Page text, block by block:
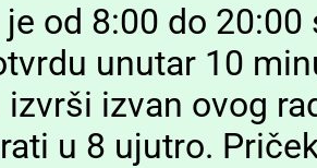
od 8:00 do
unutar 10
izvan ovog
u 8 ujutro.